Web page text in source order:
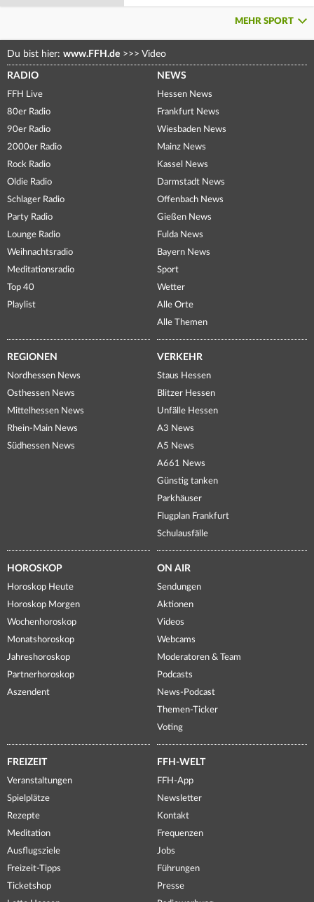
MEHR SPORT
Du bist hier: www.FFH.de >>> Video
RADIO
FFH Live
80er Radio
90er Radio
2000er Radio
Rock Radio
Oldie Radio
Schlager Radio
Party Radio
Lounge Radio
Weihnachtsradio
Meditationsradio
Top 40
Playlist
NEWS
Hessen News
Frankfurt News
Wiesbaden News
Mainz News
Kassel News
Darmstadt News
Offenbach News
Gießen News
Fulda News
Bayern News
Sport
Wetter
Alle Orte
Alle Themen
REGIONEN
Nordhessen News
Osthessen News
Mittelhessen News
Rhein-Main News
Südhessen News
VERKEHR
Staus Hessen
Blitzer Hessen
Unfälle Hessen
A3 News
A5 News
A661 News
Günstig tanken
Parkhäuser
Flugplan Frankfurt
Schulausfälle
HOROSKOP
Horoskop Heute
Horoskop Morgen
Wochenhoroskop
Monatshoroskop
Jahreshoroskop
Partnerhoroskop
Aszendent
ON AIR
Sendungen
Aktionen
Videos
Webcams
Moderatoren & Team
Podcasts
News-Podcast
Themen-Ticker
Voting
FREIZEIT
Veranstaltungen
Spielplätze
Rezepte
Meditation
Ausflugsziele
Freizeit-Tipps
Ticketshop
FFH-WELT
FFH-App
Newsletter
Kontakt
Frequenzen
Jobs
Führungen
Presse